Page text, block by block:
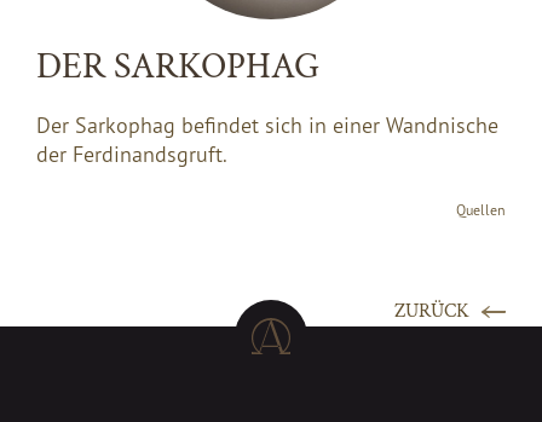
DER SARKOPHAG
Der Sarkophag befindet sich in einer Wandnische
der Ferdinandsgruft.
Quellen
ZURÜCK